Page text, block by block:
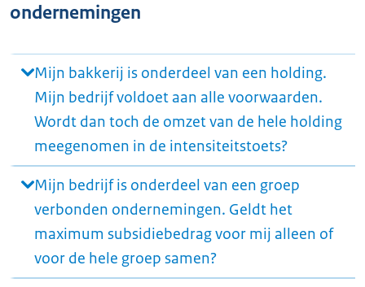
ondernemingen
Mijn bakkerij is onderdeel van een holding.
Mijn bedrijf voldoet aan alle voorwaarden.
Wordt dan toch de omzet van de hele holding
meegenomen in de intensiteitstoets?
Mijn bedrijf is onderdeel van een groep
verbonden ondernemingen. Geldt het
maximum subsidiebedrag voor mij alleen of
voor de hele groep samen?